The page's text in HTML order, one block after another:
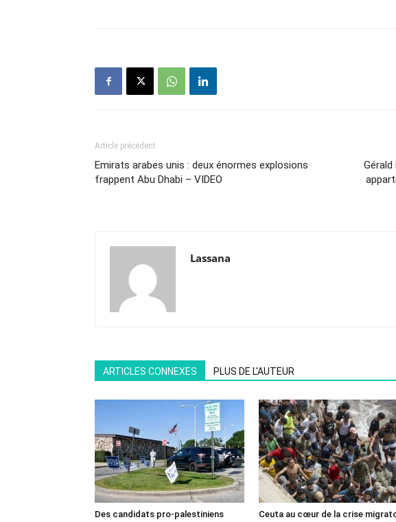
Article précédent
Emirats arabes unis : deux énormes explosions
frappent Abu Dhabi – VIDEO
Gérald
Lassana
ARTICLES CONNEXES PLUS DE L'AUTEUR
Des candidats pro-palestiniens
Ceuta au cœur de la crise